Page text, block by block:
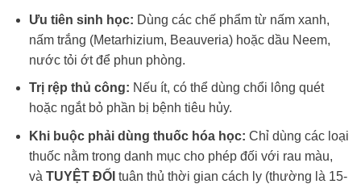
Ưu tiên sinh học: Dùng các chế phẩm từ nấm xanh,
nấm trắng (Metarhizium, Beauveria) hoặc dầu Neem,
nước tỏi ớt để phun phòng.
Trị rệp thủ công: Nếu ít, có thể dùng chổi lông quét
hoặc ngắt bỏ phần bị bệnh tiêu hủy.
Khi buộc phải dùng thuốc hóa học: Chỉ dùng các loại
thuốc nằm trong danh mục cho phép đối với rau màu,
và TUYỆT ĐỐI tuân thủ thời gian cách ly (thường là 15-